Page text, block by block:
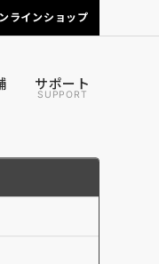
ラインショップ
サポート
SUPPORT